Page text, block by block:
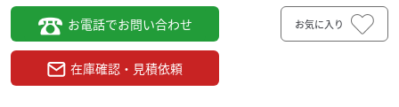
お電話でお問い合わせ
在庫確認・見積依頼
お気に入り